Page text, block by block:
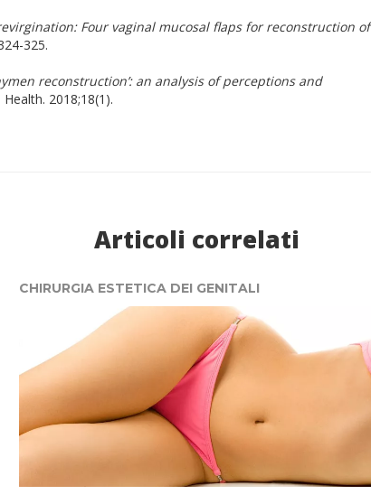
Four vaginal mucosal flaps for reconstruction of
325.
reconstruction’: an analysis of perceptions and
2018;18(1).
Articoli correlati
CHIRURGIA ESTETICA DEI GENITALI